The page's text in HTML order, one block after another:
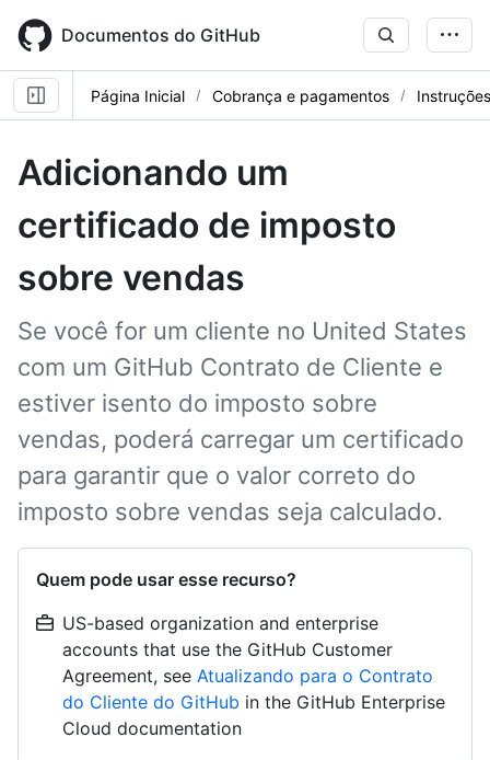
main
content
Documentos do GitHub
Página Inicial Cobrança e pagamentos Instruções
Adicionando um
certificado de imposto
sobre vendas
Se você for um cliente no United States
com um GitHub Contrato de Cliente e
estiver isento do imposto sobre
vendas, poderá carregar um certificado
para garantir que o valor correto do
imposto sobre vendas seja calculado.
Quem pode usar esse recurso?
US-based organization and enterprise
accounts that use the GitHub Customer
Agreement, see Atualizando para o Contrato
do Cliente do GitHub in the GitHub Enterprise
Cloud documentation